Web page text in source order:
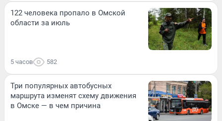
122 человека пропало в Омской
области за июль
5 часов 582
Три популярных автобусных
маршрута изменят схему движения
в Омске — в чем причина